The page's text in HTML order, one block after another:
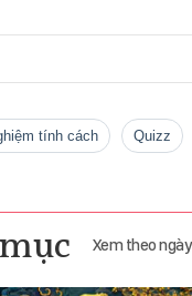
tính cách quizz
Xem theo ngày